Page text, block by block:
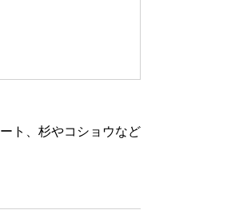
ト、杉やコショウなど